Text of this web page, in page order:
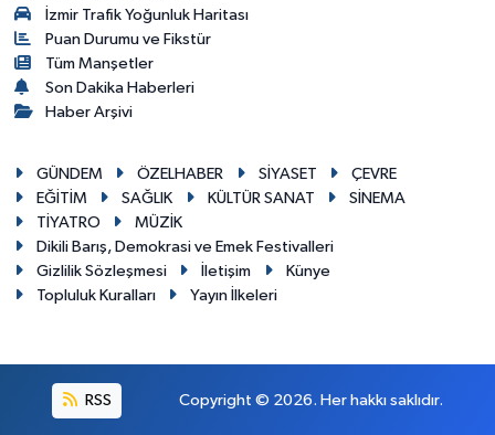
İzmir Trafik Yoğunluk Haritası
Puan Durumu ve Fikstür
Tüm Manşetler
Son Dakika Haberleri
Haber Arşivi
GÜNDEM ÖZELHABER SİYASET
ÇEVRE
EĞİTİM
SAĞLIK KÜLTÜR SANAT
SİNEMA
TİYATRO
MÜZİK
Dikili Barış, Demokrasi ve Emek Festivalleri
Gizlilik Sözleşmesi
İletişim
Künye
Topluluk Kuralları
Yayın İlkeleri
RSS Copyright © 2026. Her hakkı saklıdır.